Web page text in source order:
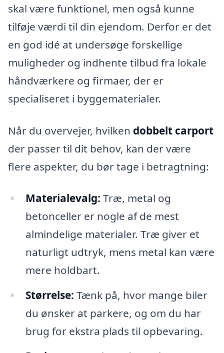
skal være funktionel, men også kunne
tilføje værdi til din ejendom. Derfor er det
en god idé at undersøge forskellige
muligheder og indhente tilbud fra lokale
håndværkere og firmaer, der er
specialiseret i byggematerialer.
Når du overvejer, hvilken dobbelt carport
der passer til dit behov, kan der være
flere aspekter, du bør tage i betragtning:
Materialevalg: Træ, metal og
betonceller er nogle af de mest
almindelige materialer. Træ giver et
naturligt udtryk, mens metal kan være
mere holdbart.
Størrelse: Tænk på, hvor mange biler
du ønsker at parkere, og om du har
brug for ekstra plads til opbevaring.